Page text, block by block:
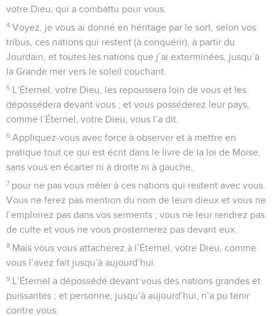
votre Dieu, qui a combattu pour vous.
4 Voyez, je vous ai donné en héritage par le sort, selon vos
tribus, ces nations qui restent (à conquérir), à partir du
Jourdain, et toutes les nations que j’ai exterminées, jusqu’à
la Grande mer vers le soleil couchant.
5 L’Éternel, votre Dieu, les repoussera loin de vous et les
dépossédera devant vous ; et vous posséderez leur pays,
comme l’Éternel, votre Dieu, vous l’a dit.
6 Appliquez-vous avec force à observer et à mettre en
pratique tout ce qui est écrit dans le livre de la loi de Moïse,
sans vous en écarter ni à droite ni à gauche,
7 pour ne pas vous mêler à ces nations qui restent avec vous.
Vous ne ferez pas mention du nom de leurs dieux et vous ne
l’emploirez pas dans vos serments ; vous ne leur rendrez pas
de culte et vous ne vous prosternerez pas devant eux.
8 Mais vous vous attacherez à l’Éternel, votre Dieu, comme
vous l’avez fait jusqu’à aujourd’hui.
9 L’Éternel a dépossédé devant vous des nations grandes et
puissantes ; et personne, jusqu’à aujourd’hui, n’a pu tenir
contre vous.